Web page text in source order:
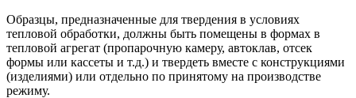
Образцы, предназначенные для твердения в условиях
тепловой обработки, должны быть помещены в формах в
тепловой агрегат (пропарочную камеру, автоклав, отсек
формы или кассеты и т.д.) и твердеть вместе с конструкциями
(изделиями) или отдельно по принятому на производстве
режиму.